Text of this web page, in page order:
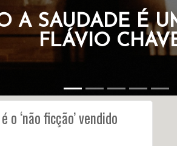
CARREGAM A
DA ALMA. POR
‘não ficção’ vendido